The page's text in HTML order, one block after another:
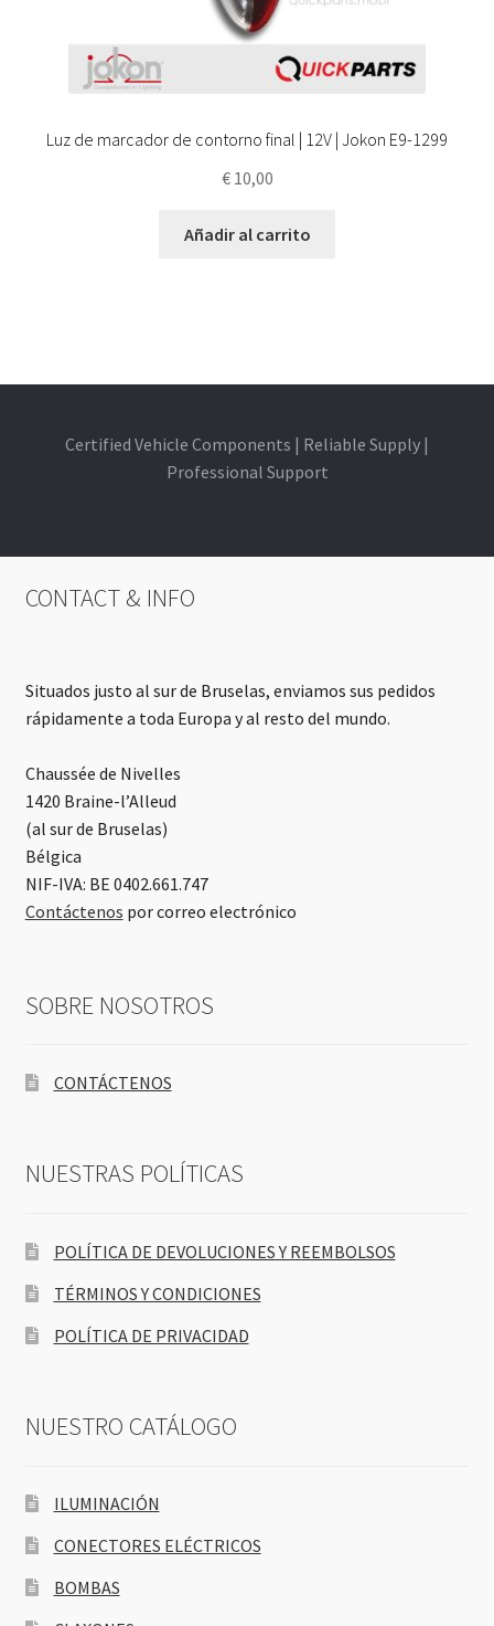
Luz de marcador de contorno final | 12V | Jokon E9-1299
€10,00
Añadir al carrito
Certified Vehicle Components | Reliable Supply |
Professional Support
CONTACT & INFO
Situados justo al sur de Bruselas, enviamos sus pedidos
rápidamente a toda Europa y al resto del mundo.
Chaussée de Nivelles
1420 Braine-l’Alleud
(al sur de Bruselas)
Bélgica
NIF-IVA: BE 0402.661.747
Contáctenos por correo electrónico
SOBRE NOSOTROS
CONTÁCTENOS
NUESTRAS POLÍTICAS
POLÍTICA DE DEVOLUCIONES Y REEMBOLSOS
TÉRMINOS Y CONDICIONES
POLÍTICA DE PRIVACIDAD
NUESTRO CATÁLOGO
ILUMINACIÓN
CONECTORES ELÉCTRICOS
BOMBAS